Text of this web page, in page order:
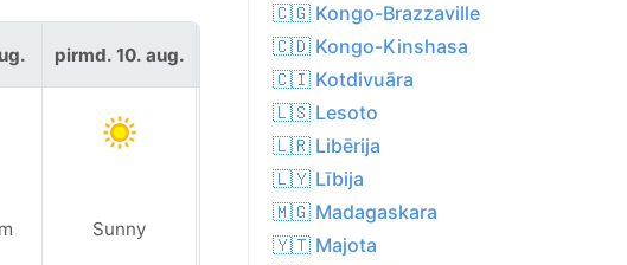
pirmd. 10. aug.
Sunny
otrd. 11. aug.
🇨🇬 Kongo-Brazzaville
🇨🇩 Kongo-Kinshasa
🇨🇮 Kotdivuāra
🇱🇸 Lesoto
🇱🇷 Libērija
🇱🇾 Lībija
🇲🇬 Madagaskara
🇾🇹 Majota